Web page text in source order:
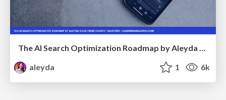
aleyda
1 6k